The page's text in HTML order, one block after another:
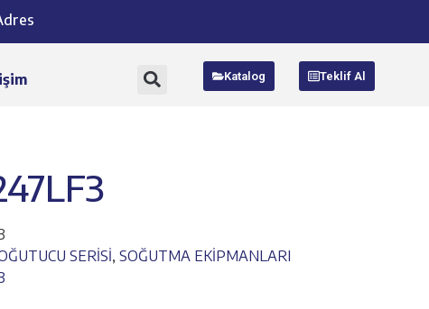
Katalog Teklif Al
SERİSİ, SOĞUTMA EKİPMANLARI